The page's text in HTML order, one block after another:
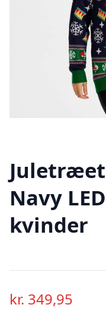
Navy
kvinder
kr. 349,95